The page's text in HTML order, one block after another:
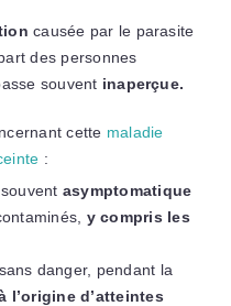
causée par le parasite
des personnes
souvent inaperçue.
cette maladie
:
asymptomatique
y compris les
danger, pendant la
l’origine d’atteintes